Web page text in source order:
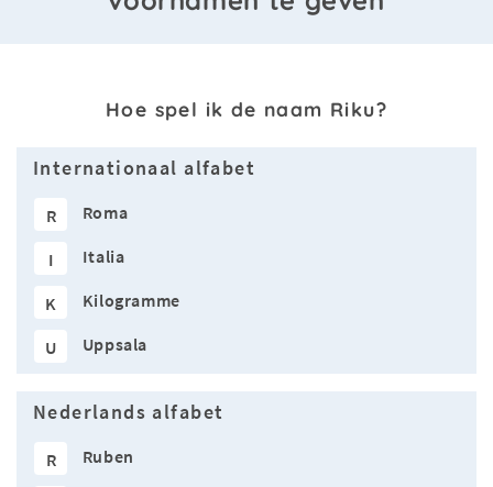
Hoe spel ik de naam Riku?
Internationaal alfabet
R Roma
I Italia
K Kilogramme
U Uppsala
Nederlands alfabet
R Ruben